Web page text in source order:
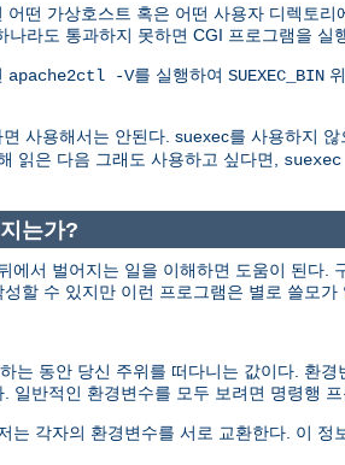
어떤 가상호스트 혹은 어떤 사용자 디렉토
나라도 통과하지 못하면 CGI 프로그램을 실
apache2ctl -V를 실행하여 SUEXEC_BIN
사용해서는 안된다. suexec를 사용하지 않
읽은 다음 그래도 사용하고 싶다면,
는가?
에서 벌어지는 일을 이해하면 도움이 된다
할 수 있지만 이런 프로그램은 별로 쓸모가
는 동안 당신 주위를 떠다니는 값이다. 환
일반적인 환경변수를 모두 보려면 명령행
는 각자의 환경변수를 서로 교환한다. 이